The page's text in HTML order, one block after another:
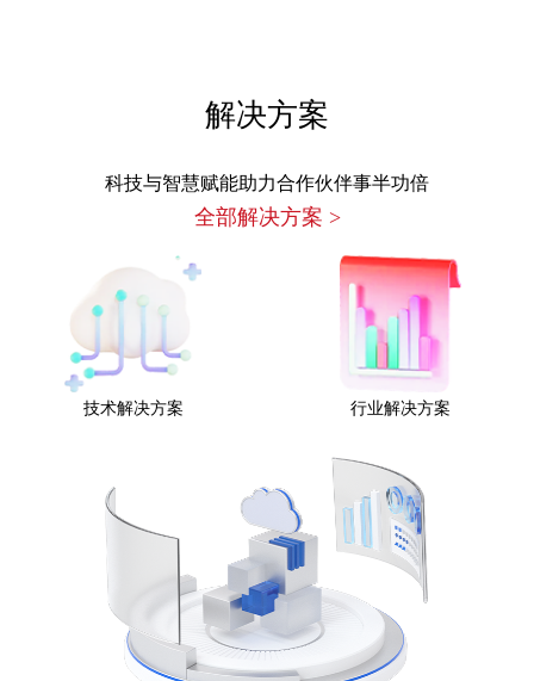
解决方案
科技与智慧赋能助力合作伙伴事半功倍
全部解决方案 >
技术解决方案 行业解决方案